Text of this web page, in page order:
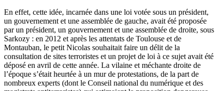
En effet, cette idée, incarnée dans une loi votée sous un président,
un gouvernement et une assemblée de gauche, avait été proposée
par un président, un gouvernement et une assemblée de droite, sous
Sarkozy : en 2012 et après les attentats de Toulouse et de
Montauban, le petit Nicolas souhaitait faire un délit de la
consultation de sites terroristes et un projet de loi à ce sujet avait été
déposé en avril de cette année. La vilaine et méchante droite de
l’époque s’était heurtée à un mur de protestations, de la part de
nombreux experts (dont le Conseil national du numérique et des